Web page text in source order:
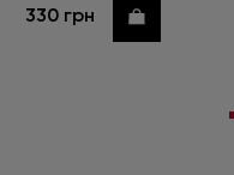
330 грн Купити